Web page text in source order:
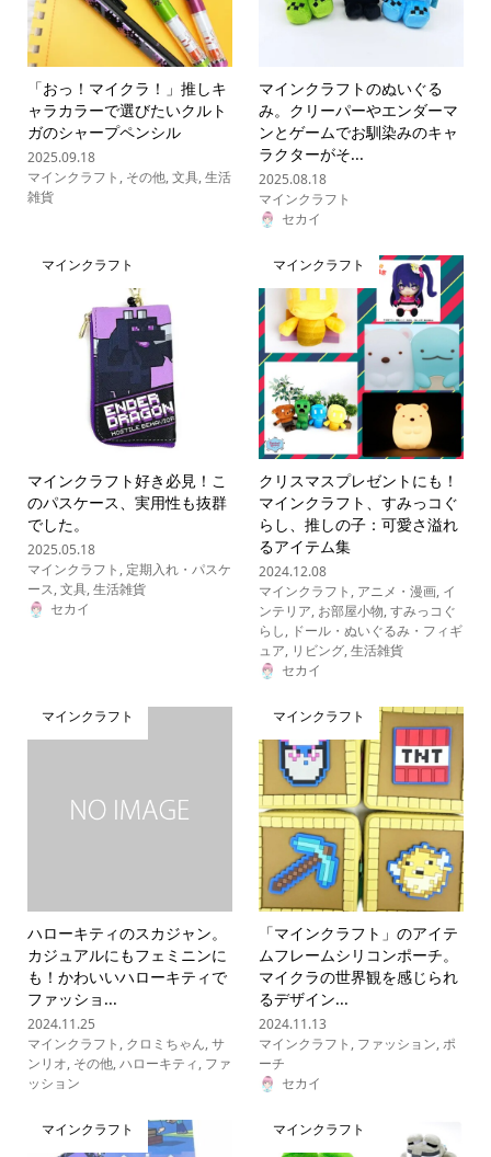
「おっ！マイクラ！」推しキ
ャラカラーで選びたいクルト
ガのシャープペンシル
2025.09.18
マインクラフト , その他,文具,生活
雑貨
マインクラフトのぬいぐる
み。クリーパーやエンダーマ
ンとゲームでお馴染みのキャ
ラクターがそ...
2025.08.18
マインクラフト
セカイ
マインクラフト
マインクラフト好き必見！こ
のパスケース、実用性も抜群
でした。
2025.05.18
マインクラフト , 定期入れ・パスケ
ース,文具,生活雑貨
セカイ
マインクラフト
クリスマスプレゼントにも！
マインクラフト、すみっコぐ
らし、推しの子：可愛さ溢れ
るアイテム集
2024.12.08
マインクラフト , アニメ・漫画, イ
ンテリア, お部屋小物,すみっコぐ
らし, ドール・ぬいぐるみ・フィギ
ュア, リビング,生活雑貨
セカイ
マインクラフト
ハローキティのスカジャン。
カジュアルにもフェミニンに
も！かわいいハローキティで
ファッショ...
2024.11.25
マインクラフト , クロミちゃん,サ
ンリオ, その他,ハローキティ, ファ
ッション
マインクラフト
「マインクラフト」のアイテ
ムフレームシリコンポーチ。
マイクラの世界観を感じられ
るデザイン...
2024.11.13
マインクラフト , ファッション,ポ
ーチ
セカイ
マインクラフト マインクラフト